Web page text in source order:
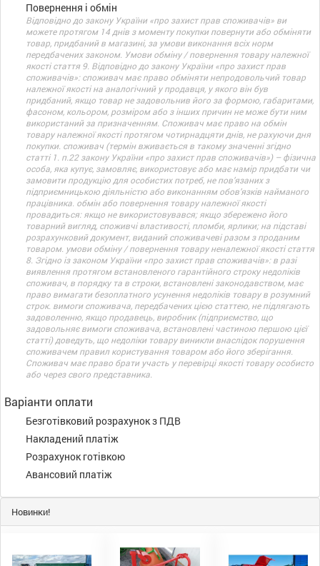
Повернення і обмін
Відповідно до закону України «про захист прав споживачів» ви
можете протягом 14 днів з моменту покупки повернути або обміняти
товар, придбаний в магазині, за умови виконання всіх норм
передбачених законом. Умови обміну / повернення товару належної
якості стаття 9. Відповідно до закону України «про захист прав
споживачів»: споживач має право обміняти непродовольчий товар
належної якості на аналогічний у продавця, у якого він був
придбаний, якщо товар не задовольнив його за формою, габаритами,
фасоном, кольором, розміром або з інших причин не може бути ним
використаний за призначенням. Споживач має право на обмін
товару належної якості протягом чотирнадцяти днів, не рахуючи дня
покупки. споживач (термін вживається в такому значенні згідно
статті 1. п.22 закону України «про захист прав споживачів») – фізична
особа, яка купує, замовляє, використовує або має намір придбати чи
замовити продукцію для особистих потреб, не пов’язаних з
підприємницькою діяльністю або виконанням обов’язків найманого
працівника. обмін або повернення товару належної якості
провадиться: якщо не використовувався; якщо збережено його
товарний вигляд, споживчі властивості, пломби, ярлики; на підставі
розрахунковий документ, виданий споживачеві разом з проданим
товаром. умови обміну / повернення товару неналежної якості стаття
8. Згідно із законом України «про захист прав споживачів»: в разі
виявлення протягом встановленого гарантійного строку недоліків
споживач, в порядку та в строки, встановлені законодавством, має
право вимагати безоплатного усунення недоліків товару в розумний
строк. вимоги споживача, передбачених цією статтею, не підлягають
задоволенню, якщо продавець, виробник (підприємство, що
задовольняє вимоги споживача, встановлені частиною першою цієї
статті) доведуть, що недоліки товару виникли внаслідок порушення
споживачем правил користування товаром або його зберігання.
Споживач має право брати участь у перевірці якості товару особисто
або через свого представника.
Варіанти оплати
Безготівковий розрахунок з ПДВ
Накладений платіж
Розрахунок готівкою
Авансовий платіж
Новинки!